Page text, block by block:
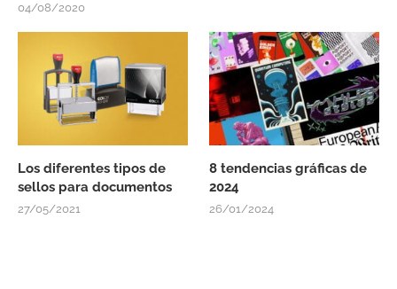
04/08/2020
Los diferentes tipos de
sellos para documentos
27/05/2021
8 tendencias gráficas de
2024
26/01/2024